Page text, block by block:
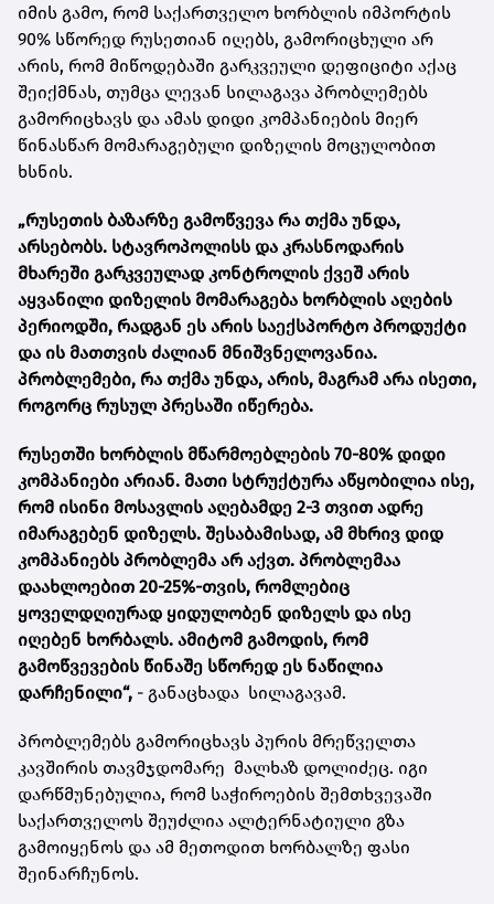
იმის გამო, რომ საქართველო ხორბლის იმპორტის
90% სწორედ რუსეთიან იღებს, გამორიცხული არ
არის, რომ მიწოდებაში გარკვეული დეფიციტი აქაც
შეიქმნას, თუმცა ლევან სილაგავა პრობლემებს
გამორიცხავს და ამას დიდი კომპანიების მიერ
წინასწარ მომარაგებული დიზელის მოცულობით
ხსნის.
„რუსეთის ბაზარზე გამოწვევა რა თქმა უნდა,
არსებობს. სტავროპოლისს და კრასნოდარის
მხარეში გარკვეულად კონტროლის ქვეშ არის
აყვანილი დიზელის მომარაგება ხორბლის აღების
პერიოდში, რადგან ეს არის საექსპორტო პროდუქტი
და ის მათთვის ძალიან მნიშვნელოვანია.
პრობლემები, რა თქმა უნდა, არის, მაგრამ არა ისეთი,
როგორც რუსულ პრესაში იწერება.
რუსეთში ხორბლის მწარმოებლების 70-80% დიდი
კომპანიები არიან. მათი სტრუქტურა აწყობილია ისე,
რომ ისინი მოსავლის აღებამდე 2-3 თვით ადრე
იმარაგებენ დიზელს. შესაბამისად, ამ მხრივ დიდ
კომპანიებს პრობლემა არ აქვთ. პრობლემაა
დაახლოებით 20-25%-თვის, რომლებიც
ყოველდღიურად ყიდულობენ დიზელს და ისე
იღებენ ხორბალს. ამიტომ გამოდის, რომ
გამოწვევების წინაშე სწორედ ეს ნაწილია
დარჩენილი“, - განაცხადა სილაგავამ.
პრობლემებს გამორიცხავს პურის მრეწველთა
კავშირის თავმჯდომარე მალხაზ დოლიძეც. იგი
დარწმუნებულია, რომ საჭიროების შემთხვევაში
საქართველოს შეუძლია ალტერნატიული გზა
გამოიყენოს და ამ მეთოდით ხორბალზე ფასი
შეინარჩუნოს.